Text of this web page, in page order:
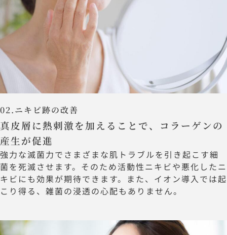
02.ニキビ跡の改善
真皮層に熱刺激を加えることで、コラーゲンの
産生が促進
強力な滅菌力でさまざまな肌トラブルを引き起こす細
菌を死滅させます。そのため活動性ニキビや悪化したニ
キビにも効果が期待できます。また、イオン導入では起
こり得る、雑菌の浸透の心配もありません。